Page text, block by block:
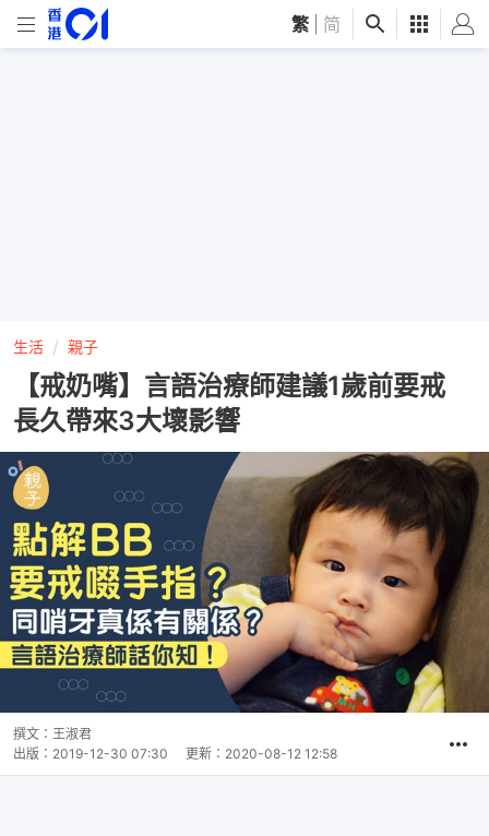
繁 简
生活 親子
【戒奶嘴】言語治療師建議1歲前要戒
長久帶來3大壞影響
撰文： 王淑君
出版： 2019-12-30 07:30 更新： 2020-08-12 12:58